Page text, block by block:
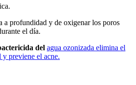
a profundidad y de oxigenar los poros
el día.
del agua ozonizada elimina el
y previene el acne.